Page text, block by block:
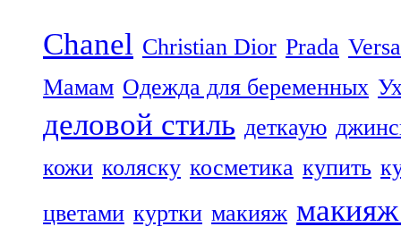
Chanel Christian Dior Prada
Мамам Одежда для беременных
деловой стиль деткаую
кожи коляску косметика купить
цветами куртки макияж макияж